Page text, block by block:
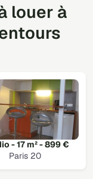
louer à
- 17 m² - 899 €
Paris 20